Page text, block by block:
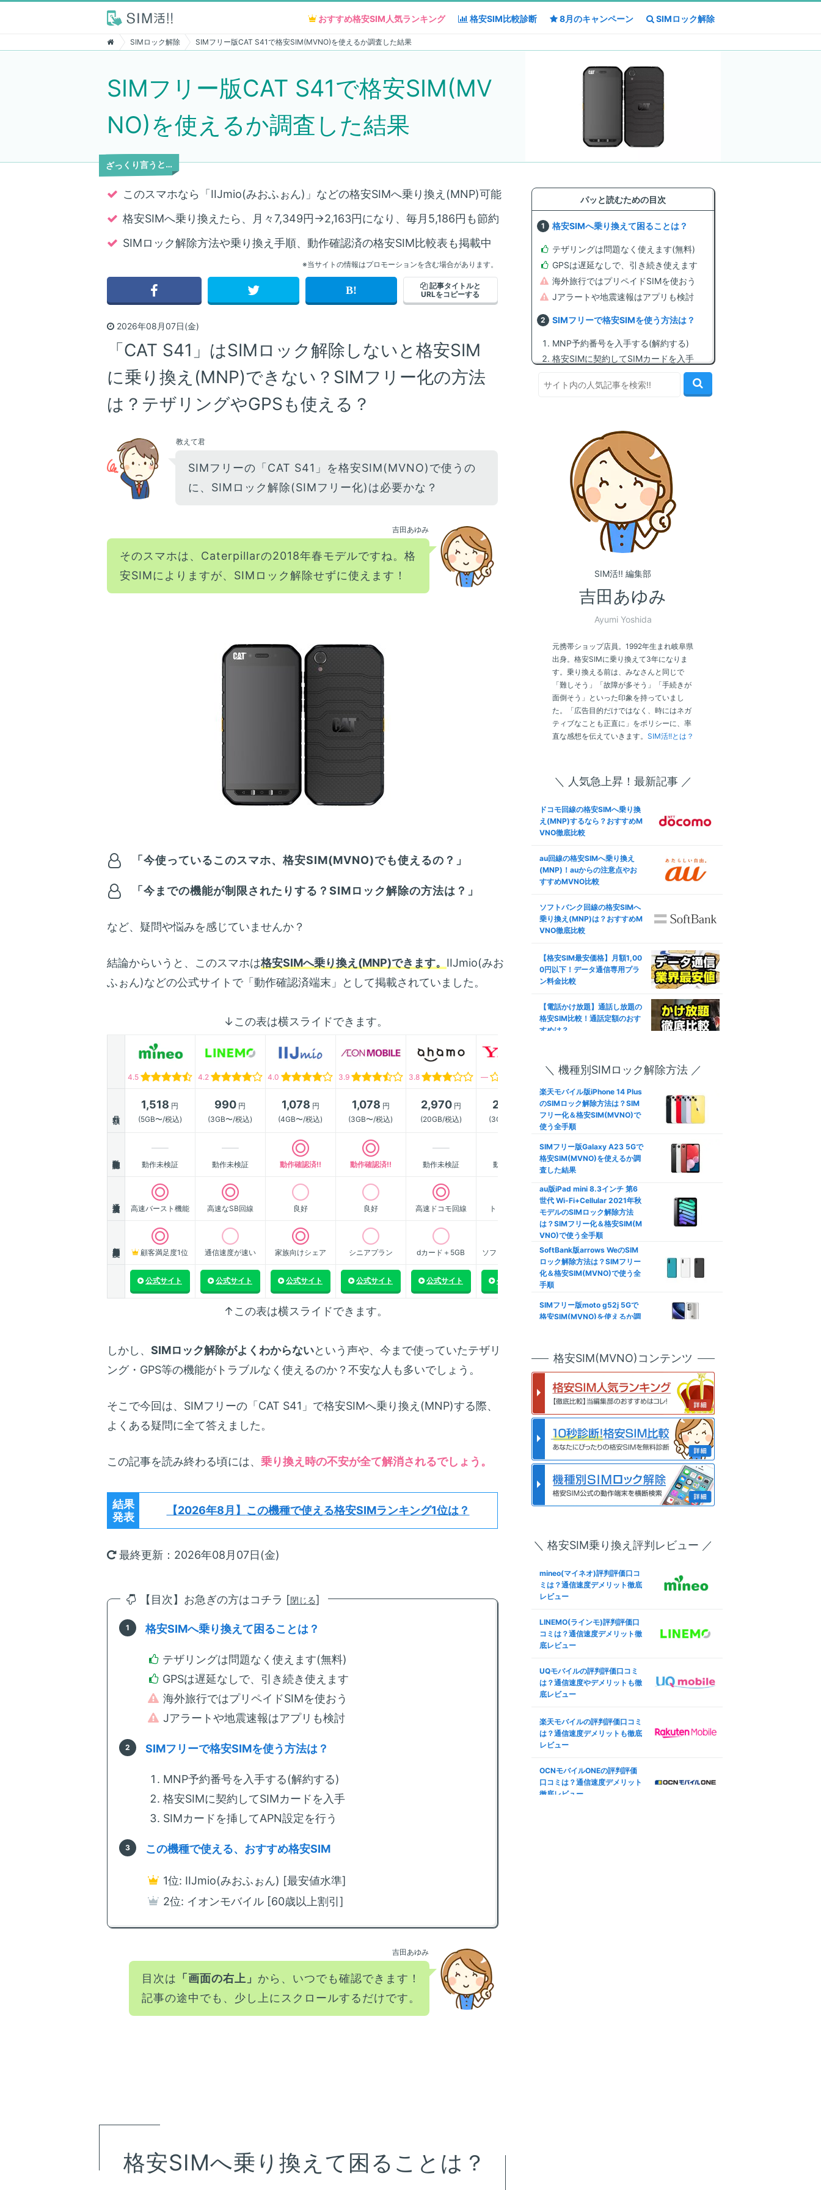
おすすめ格安SIM人気ランキング 格安SIM比較診断 8月のキャンペーン SIMロック解除
SIMロック解除 SIMフリー版CAT S41で格安SIM(MVNO)を使えるか調査した結果
SIMフリー版CAT S41で格安SIM(MV
NO)を使えるか調査した結果
ざっくり言うと…
このスマホなら「IIJmio(みおふぉん)」などの格安SIMへ乗り換え(MNP)可能
格安SIMへ乗り換えたら、月々7,349円→2,163円になり、毎月5,186円も節約
SIMロック解除方法や乗り換え手順、動作確認済の格安SIM比較表も掲載中
※当サイトの情報はプロモーションを含む場合があります。
記事タイトルと
URLをコピーする
2026年08月07日(金)
「CAT S41」はSIMロック解除しないと格安SIM
に乗り換え(MNP)できない？SIMフリー化の方法
は？テザリングやGPSも使える？
教えて君
SIMフリーの「CAT S41」を格安SIM(MVNO)で使うの
に、SIMロック解除(SIMフリー化)は必要かな？
吉田あゆみ
そのスマホは、Caterpillarの2018年春モデルですね。格
安SIMによりますが、SIMロック解除せずに使えます！
「今使っているこのスマホ、格安SIM(MVNO)でも使えるの？」
「今までの機能が制限されたりする？SIMロック解除の方法は？」
など、疑問や悩みを感じていませんか？
結論からいうと、このスマホは格安SIMへ乗り換え(MNP)できます。 IIJmio(みお
ふぉん)などの公式サイトで「動作確認済端末」として掲載されていました。
↓この表は横スライドできます。
4.5 4.2 4.0 3.9 3.8 ― ―
1,518 円
(5GB〜/税込)
990 円
(3GB〜/税込)
1,078 円
(4GB〜/税込)
1,078 円
(3GB〜/税込)
2,970円
(20GB/税込)
2,178
(3GB〜/税込)
792円
(3GB〜/税込)
動作未検証 動作未検証 動作確認済!! 動作確認済!! 動作未検証 動作未検証 動作未検証
高速バースト機能 高速なSB回線 良好 良好 高速ドコモ回線 トップクラス やや遅い
顧客満足度1位 通信速度が速い 家族向けシェア シニアプラン dカード＋5GB ソフトバンク傘下 ソニー運営
公式サイト 公式サイト 公式サイト 公式サイト 公式サイト 公式サイト
↑この表は横スライドできます。
しかし、 SIMロック解除がよくわからないという声や、今まで使っていたテザリ
ング・GPS等の機能がトラブルなく使えるのか？不安な人も多いでしょう。
そこで今回は、SIMフリーの「CAT S41」で格安SIMへ乗り換え(MNP)する際、
よくある疑問に全て答えました。
この記事を読み終わる頃には、 乗り換え時の不安が全て解消されるでしょう。
結果
発表
【2026年8月】 この機種で使える格安SIMランキング1位は？
最終更新：2026年08月07日(金)
【目次】お急ぎの方はコチラ [閉じる]
格安SIMへ乗り換えて困ることは？
テザリングは問題なく使えます(無料)
GPSは遅延なしで、引き続き使えます
海外旅行ではプリペイドSIMを使おう
Jアラートや地震速報はアプリも検討
SIMフリーで格安SIMを使う方法は？
MNP予約番号を入手する(解約する)
格安SIMに契約してSIMカードを入手
SIMカードを挿してAPN設定を行う
この機種で使える、おすすめ格安SIM
1位: IIJmio(みおふぉん) [最安値水準]
2位: イオンモバイル [60歳以上割引]
吉田あゆみ
目次は 「画面の右上」 から、いつでも確認できます！
記事の途中でも、少し上にスクロールするだけです。
格安SIMへ乗り換えて困ることは？
パッと読むための目次
格安SIMへ乗り換えて困ることは？
テザリングは問題なく使えます(無料)
GPSは遅延なしで、引き続き使えます
海外旅行ではプリペイドSIMを使おう
Jアラートや地震速報はアプリも検討
SIMフリーで格安SIMを使う方法は？
MNP予約番号を入手する(解約する)
格安SIMに契約してSIMカードを入手
SIMカードを挿してAPN設定を行う
この機種で使える、おすすめ格安SIM
2位: イオンモバイル [60歳以上割引]
SIM活!! 編集部
吉田あゆみ
Ayumi Yoshida
元携帯ショップ店員。1992年生まれ岐阜県
出身。格安SIMに乗り換えて3年になりま
す。乗り換える前は、みなさんと同じで
「難しそう」「故障が多そう」「手続きが
面倒そう」といった印象を持っていまし
た。「広告目的だけではなく、時にはネガ
ティブなことも正直に」をポリシーに、率
直な感想を伝えていきます。 SIM活!!とは？
＼ 人気急上昇！最新記事 ／
ドコモ回線の格安SIMへ乗り換
え(MNP)するなら？おすすめM
VNO徹底比較
au回線の格安SIMへ乗り換え
(MNP)！auからの注意点やお
すすめMVNO比較
ソフトバンク回線の格安SIMへ
乗り換え(MNP)は？おすすめM
VNO徹底比較
【格安SIM最安価格】月額1,00
0円以下！データ通信専用プラ
ン料金比較
【電話かけ放題】通話し放題の
格安SIM比較！通話定額のおす
すめは？
安SIM徹底比較！失敗しない選
【口座振替/デビットカード】
クレジットカード不要の格安SI
M徹底比較
家族割は格安SIMでも使える？
家族向けプランおすすめ格安SI
【カウントフリー】データ無制
限使い放題の罠！制限なし格安
SIM比較
格安SIMはテザリングできな
い？docomo/au/Softbank回
線おすすめ比較
iPhone/Androidのデータ通信
量節約！ギガ不足を解消して通
mineo(マイネオ)メールアドレ
ス設定！キャリアメールから変
更も解説
mineo(マイネオ)フリータンク
とは？引き出しルール条件やデ
メリット
mineo(マイネオ)パケットシェ
ア方法は？パケットギフト併用
でお得に
mineo(マイネオ)なら法人契約
Mも徹底解説
mineo(マイネオ)海外で使え
ミング設定も
mineo(マイネオ)の端末安心保
ne保証も
mineo(マイネオ)の契約プラン
プ変更も
mineo(マイネオ)マイページ徹
順も紹介
＼ 機種別SIMロック解除方法 ／
楽天モバイル版iPhone 14 Plus
のSIMロック解除方法は？SIM
フリー化＆格安SIM(MVNO)で
使う全手順
SIMフリー版Galaxy A23 5Gで
格安SIM(MVNO)を使えるか調
査した結果
au版iPad mini 8.3インチ 第6
世代 Wi-Fi+Cellular 2021年秋
モデルのSIMロック解除方法
は？SIMフリー化＆格安SIM(M
VNO)で使う全手順
SoftBank版arrows WeのSIM
ロック解除方法は？SIMフリー
化＆格安SIM(MVNO)で使う全
手順
SIMフリー版moto g52j 5Gで
格安SIM(MVNO)を使えるか調
のSIMロック解除方法は？SIM
フリー化＆格安SIM(MVNO)で
使う全手順
au版iPhone 13 ProのSIMロッ
ク解除方法は？SIMフリー化＆
格安SIM(MVNO)で使う全手順
SIMフリー版Redmi 9Tで格安S
IM(MVNO)を使えるか調査した
結果
SoftBank版Xperia 10 VのSIM
ロック解除方法は？SIMフリー
SIMフリー版Smartphone for
KW-BL512R16で格安SIM(MV
NO)を使えるか調査した結果
SIMフリー版OPPO Reno5 Aで
査した結果
docomo版iPhone SE (第3世
Mフリー化＆格安SIM(MVNO)
で使う全手順
楽天モバイル版iPhone 12のSI
リー化＆格安SIM(MVNO)で使
う全手順
SoftBank版iPad Pro 11インチ
年秋モデルのSIMロック解除方
法は？SIMフリー化＆格安SIM
(MVNO)で使う全手順
格安SIM(MVNO)コンテンツ
＼ 格安SIM乗り換え評判レビュー ／
mineo(マイネオ)評判評価口コ
ミは？通信速度デメリット徹底
レビュー
LINEMO(ラインモ)評判評価口
コミは？通信速度デメリット徹
底レビュー
UQモバイルの評判評価口コミ
は？通信速度やデメリットも徹
底レビュー
楽天モバイルの評判評価口コミ
は？通信速度デメリットも徹底
レビュー
OCNモバイルONEの評判評価
口コミは？通信速度デメリット
徹底レビュー
おすすめ格安SIM人気ランキング 格安SIM比較診断 8月のキャンペーン SIMロック解除